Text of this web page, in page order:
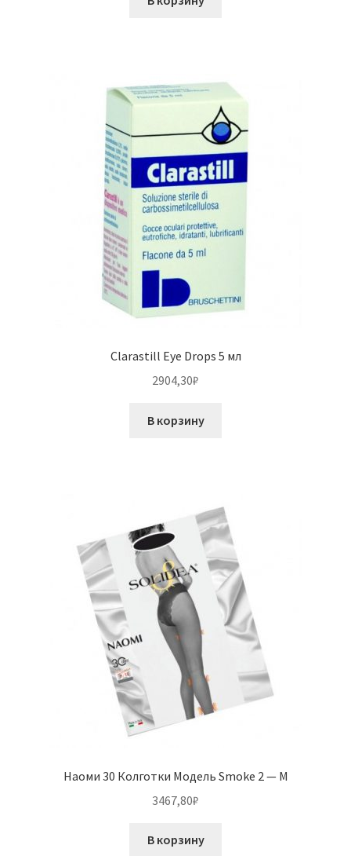
Clarastill Eye Drops 5 мл
2904,30₽
В корзину
Наоми 30 Колготки Модель Smoke 2 — M
3467,80₽
В корзину